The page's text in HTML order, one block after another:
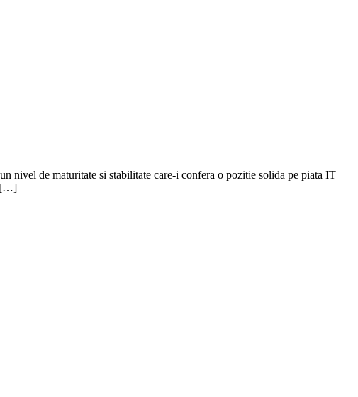
nivel de maturitate si stabilitate care-i confera o pozitie solida pe piata IT
[…]